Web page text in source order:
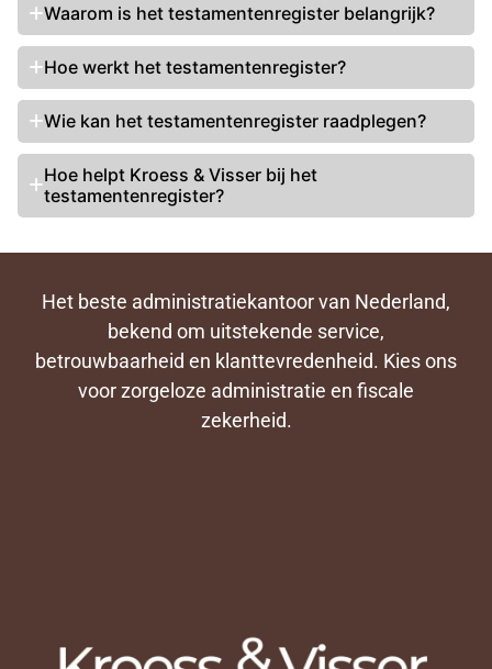
Waarom is het testamentenregister belangrijk?
Hoe werkt het testamentenregister?
Wie kan het testamentenregister raadplegen?
Hoe helpt Kroess & Visser bij het
testamentenregister?
Het beste administratiekantoor van Nederland,
bekend om uitstekende service,
betrouwbaarheid en klanttevredenheid. Kies ons
voor zorgeloze administratie en fiscale
zekerheid.